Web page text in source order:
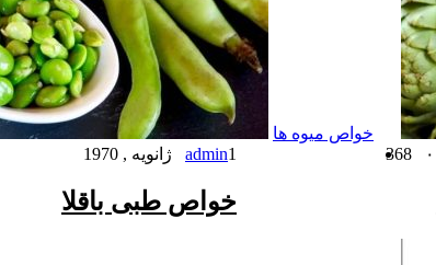
۰
خواص میوه ها
admin1 ژانویه , 1970
خواص طبی باقلا